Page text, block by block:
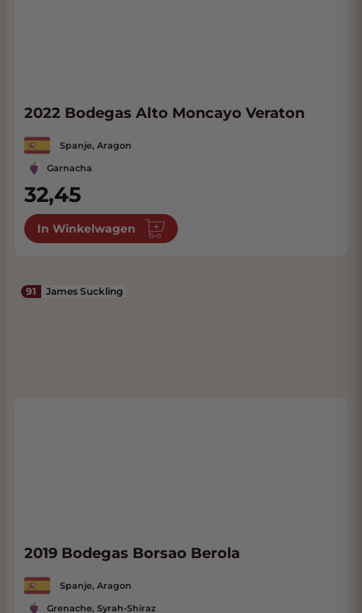
2022 Bodegas Alto Moncayo Veraton
Spanje, Aragon
Garnacha
32,45
In Winkelwagen
91 James Suckling
2019 Bodegas Borsao Berola
Spanje, Aragon
Grenache, Syrah-Shiraz